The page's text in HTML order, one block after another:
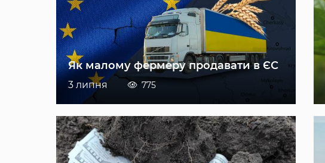
Як малому фермеру продавати в ЄС
3 липня 775